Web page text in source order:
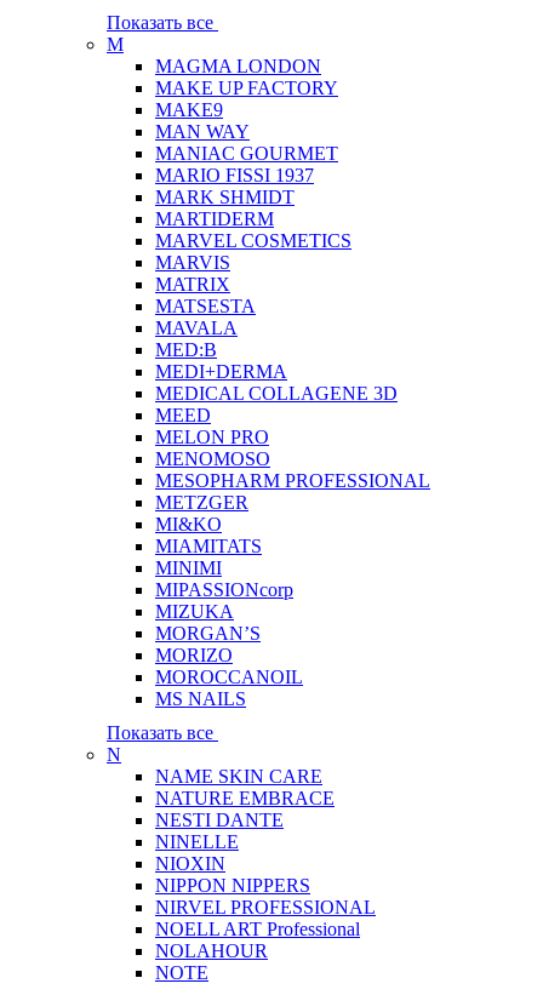
Показать все
M
MAGMA LONDON
MAKE UP FACTORY
MAKE9
MAN WAY
MANIAC GOURMET
MARIO FISSI 1937
MARK SHMIDT
MARTIDERM
MARVEL COSMETICS
MARVIS
MATRIX
MATSESTA
MAVALA
MED:B
MEDI+DERMA
MEDICAL COLLAGENE 3D
MEED
MELON PRO
MENOMOSO
MESOPHARM PROFESSIONAL
METZGER
MI&KO
MIAMITATS
MINIMI
MIPASSIONcorp
MIZUKA
MORGAN’S
MORIZO
MOROCCANOIL
MS NAILS
Показать все
N
NAME SKIN CARE
NATURE EMBRACE
NESTI DANTE
NINELLE
NIOXIN
NIPPON NIPPERS
NIRVEL PROFESSIONAL
NOELL ART Professional
NOLAHOUR
NOTE